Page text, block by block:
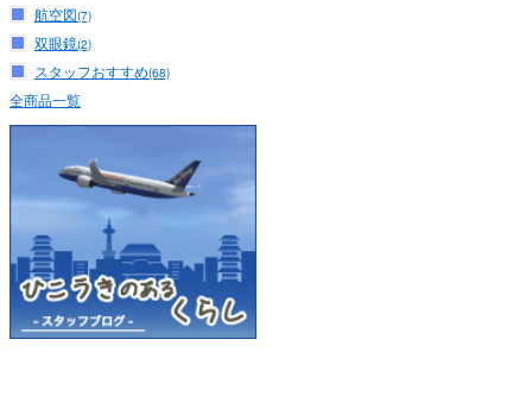
航空図(7)
双眼鏡(2)
スタッフおすすめ(68)
全商品一覧